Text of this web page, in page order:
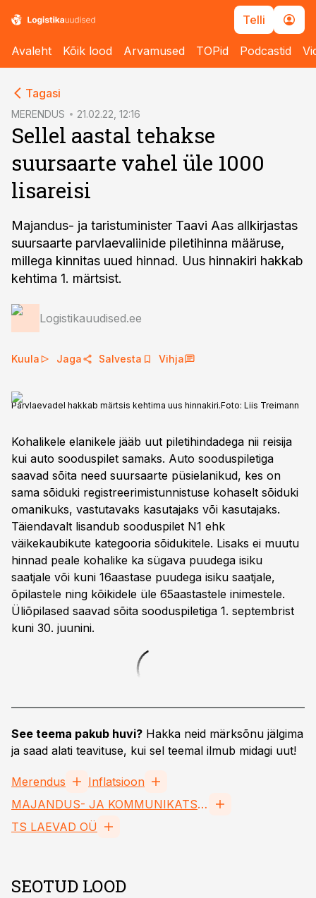
Telli
Avaleht Kõik lood Arvamused TOPid Podcastid
Tagasi
MERENDUS 21.02.22, 12:16
Sellel aastal tehakse
suursaarte vahel üle 1000
lisareisi
Majandus- ja taristuminister Taavi Aas allkirjastas
suursaarte parvlaevaliinide piletihinna määruse,
millega kinnitas uued hinnad. Uus hinnakiri hakkab
kehtima 1. märtsist.
Logistikauudised.ee
Kuula Jaga Salvesta Vihja
Parvlaevadel hakkab märtsis kehtima uus hinnakiri.Foto: Liis Treimann
Kohalikele elanikele jääb uut piletihindadega nii reisija
kui auto sooduspilet samaks. Auto sooduspiletiga
saavad sõita need suursaarte püsielanikud, kes on
sama sõiduki registreerimistunnistuse kohaselt sõiduki
omanikuks, vastutavaks kasutajaks või kasutajaks.
Täiendavalt lisandub sooduspilet N1 ehk
väikekaubikute kategooria sõidukitele. Lisaks ei muutu
hinnad peale kohalike ka sügava puudega isiku
saatjale või kuni 16aastase puudega isiku saatjale,
õpilastele ning kõikidele üle 65aastastele inimestele.
Üliõpilased saavad sõita sooduspiletiga 1. septembrist
kuni 30. juunini.
See teema pakub huvi? Hakka neid märksõnu jälgima
ja saad alati teavituse, kui sel teemal ilmub midagi uut!
Merendus
Inflatsioon
MAJANDUS- JA KOMMUNIKATSIOONIMINISTEERIUM
TS LAEVAD OÜ
SEOTUD LOOD